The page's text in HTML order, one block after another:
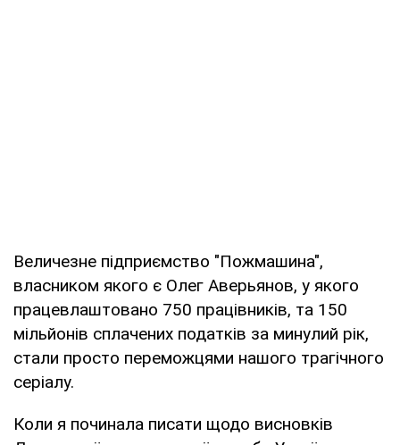
Величезне підприємство "Пожмашина",
власником якого є Олег Аверьянов, у якого
працевлаштовано 750 працівників, та 150
мільйонів сплачених податків за минулий рік,
стали просто переможцями нашого трагічного
серіалу.
Коли я починала писати щодо висновків